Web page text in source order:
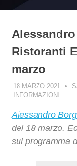
Ristoranti
marzo
18 MARZO 2021
INFORMAZIONI
Alessandro
del 18 marzo.
sul programma